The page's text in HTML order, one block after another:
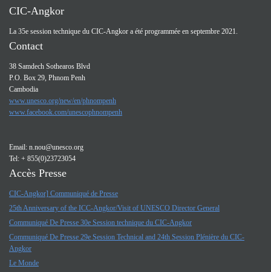
CIC-Angkor
La 35e session technique du CIC-Angkor a été programmée en septembre 2021.
Contact
38 Samdech Sothearos Blvd
P.O. Box 29, Phnom Penh
Cambodia
www.unesco.org/new/en/phnompenh
www.facebook.com/unescophnompenh
Email: n.nou@unesco.org
Tel: + 855(0)23723054
Accès Presse
CIC-Angkor] Communiqué de Presse
25th Anniversary of the ICC-Angkor/Visit of UNESCO Director General
Communiqué De Presse 30e Session technique du CIC-Angkor
Communiqué De Presse 29e Session Technical and 24th Session Plénière du CIC-
Angkor
Le Monde